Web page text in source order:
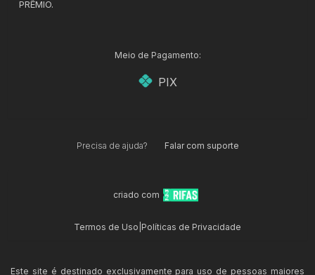
PRÊMIO.
Meio de Pagamento:
PIX
Precisa de ajuda? Falar com suporte
criado com
Termos de Uso Políticas de Privacidade
Este site é destinado exclusivamente para uso de pessoas maiores